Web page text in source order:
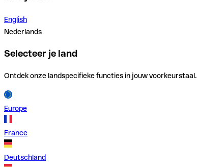
English
Nederlands
Selecteer je land
Ontdek onze landspecifieke functies in jouw voorkeurstaal.
Europe
France
Deutschland